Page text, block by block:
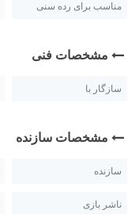
مناسب برای رده سنی
مشخصات فنی
سازگار با
مشخصات سازنده
سازنده
ناشر بازی